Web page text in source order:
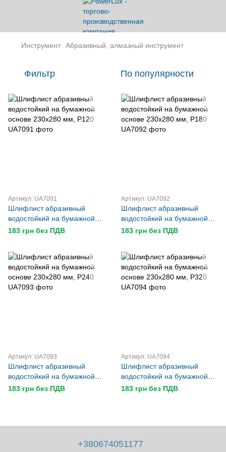
Инструмент Абразивный, алмазный инструмент
Фильтр По популярности
Артикул: UA7091
Шлифлист абразивный
водостойкий на бумажной
основе 230х280 мм, Р120
183 грн без ПДВ
Артикул: UA7092
Шлифлист абразивный
водостойкий на бумажной
основе 230х280 мм, Р180
183 грн без ПДВ
Артикул: UA7093
Шлифлист абразивный
водостойкий на бумажной
основе 230х280 мм, Р240
183 грн без ПДВ
Артикул: UA7094
Шлифлист абразивный
водостойкий на бумажной
основе 230х280 мм, Р320
183 грн без ПДВ
+380674051177